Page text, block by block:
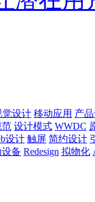
觉设计 移动应用 产
范 设计模式 WWDC
设计 触屏 简约设计
备 Redesign 拟物化